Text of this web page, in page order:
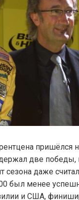
пришёлся
две победы,
сезона даже
был менее
и США,